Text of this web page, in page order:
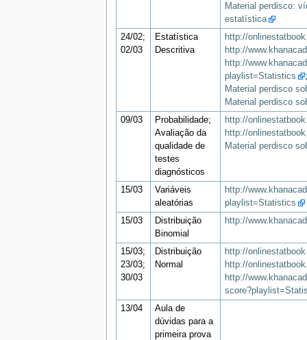
Material perdisco:
estatística
24/02;
02/03
Estatística
Descritiva
http://
http://
http://
playlist=Statistics
;
Material perdisco
Material perdisco
09/03
Probabilidade;
Avaliação da
qualidade de
testes
diagnósticos
http://
http://
Material perdisco
15/03
Variáveis
aleatórias
http://
playlist=Statistics
15/03
Distribuição
Binomial
http://
15/03;
23/03;
30/03
Distribuição
Normal
http://
http://
http://
13/04
Aula de
dúvidas para a
primeira prova